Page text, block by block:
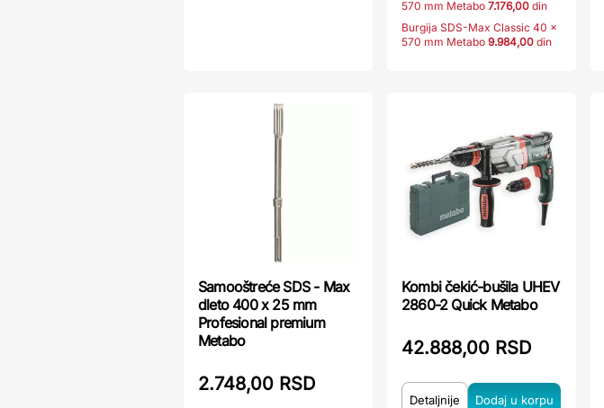
570 mm Metabo 7.176,00 din
Burgija SDS-Max Classic 40 x
570 mm Metabo 9.984,00 din
Samooštreće SDS - Max
dleto 400 x 25 mm
Profesional premium
Metabo
2.748,00 RSD
Kombi čekić-bušila UHEV
2860-2 Quick Metabo
42.888,00 RSD
Detaljnije